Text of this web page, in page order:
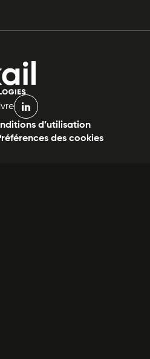
linkedin
d’utilisation
des cookies